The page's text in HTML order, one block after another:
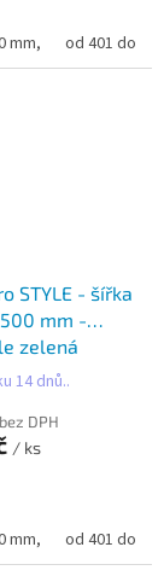
do 600 mm, od
mm, od 401 do
do 600 mm, od
STYLE - šířka
mm -
zelená
14 dnů..
DPH
/ ks
mm, od 401 do